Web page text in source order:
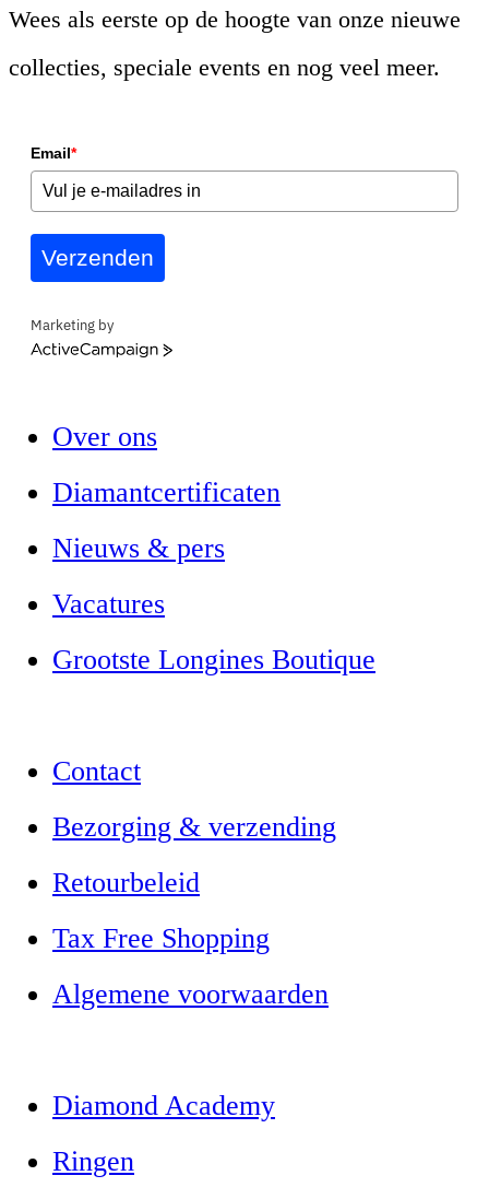
Wees als eerste op de hoogte van onze nieuwe
collecties, speciale events en nog veel meer.
Email*
Verzenden
Marketing by
ActiveCampaign
Over ons
Diamantcertificaten
Nieuws & pers
Vacatures
Grootste Longines Boutique
Contact
Bezorging & verzending
Retourbeleid
Tax Free Shopping
Algemene voorwaarden
Diamond Academy
Ringen